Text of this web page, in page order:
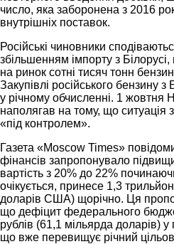
число, яка заборонена з 2016
внутрішніх поставок.
Російські чиновники
збільшенням імпорту з
на ринок сотні тисяч тонн
Закупівлі російського бензину
у річному обчисленні. 1 жовтня
наполягав на тому, що ситуація
«під контролем».
Газета «Moscow Times»
фінансів запропонувало
вартість з 20% до 22%
очікується, принесе 1,3
доларів США) щорічно. Ця
що дефіцит федерального
рублів (61,1 мільярда доларів) у
що вже перевищує річний